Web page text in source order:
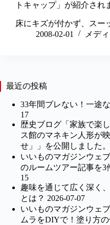
トキャップ」が紹介され
床にキズが付かず、ス
2008-02-01
メデ
最近の投稿
33年間ブレない！一途
17
歴史ブログ「家族で楽
ス館のマネキン人形が
せ」」を公開しました。
いいものマガジンウェ
のルームツアー記事を3
15
趣味を通じて広く深く
とは？ 2026-07-07
いいものマガジンウェ
ムラをDIYで！塗り方